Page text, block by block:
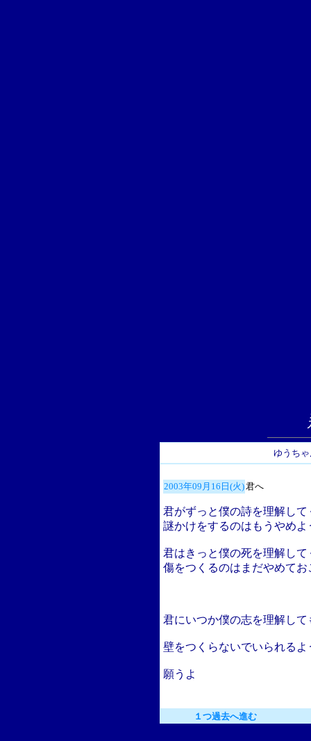
ゆうち
2003年09月16日(火)君へ
君がずっと僕の詩を理解して
謎かけをするのはもうやめよ
君はきっと僕の死を理解して
傷をつくるのはまだやめてお
君にいつか僕の志を理解して
壁をつくらないでいられるよ
願うよ
１つ過去へ進む